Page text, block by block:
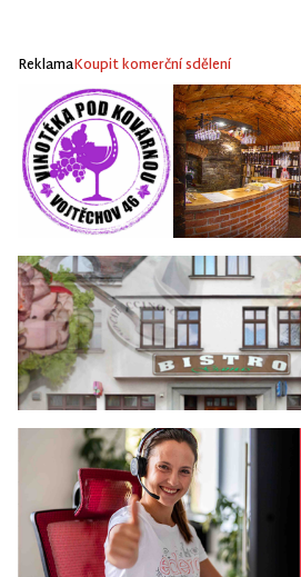
ReklamaKoupit komerční sdělení